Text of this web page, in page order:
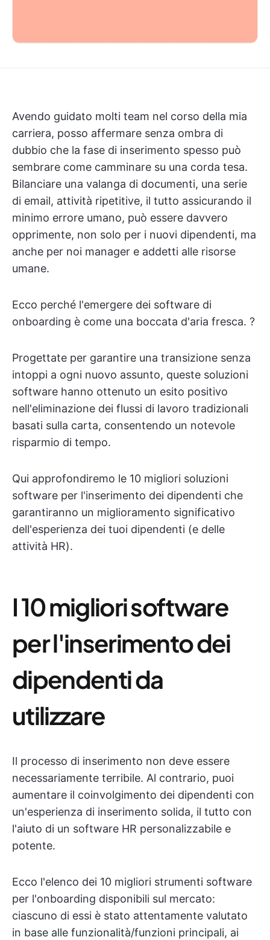
Avendo guidato molti team nel corso della mia
carriera, posso affermare senza ombra di
dubbio che la fase di inserimento spesso può
sembrare come camminare su una corda tesa.
Bilanciare una valanga di documenti, una serie
di email, attività ripetitive, il tutto assicurando il
minimo errore umano, può essere davvero
opprimente, non solo per i nuovi dipendenti, ma
anche per noi manager e addetti alle risorse
umane.
Ecco perché l'emergere dei software di
onboarding è come una boccata d'aria fresca. ?
Progettate per garantire una transizione senza
intoppi a ogni nuovo assunto, queste soluzioni
software hanno ottenuto un esito positivo
nell'eliminazione dei flussi di lavoro tradizionali
basati sulla carta, consentendo un notevole
risparmio di tempo.
Qui approfondiremo le 10 migliori soluzioni
software per l'inserimento dei dipendenti che
garantiranno un miglioramento significativo
dell'esperienza dei tuoi dipendenti (e delle
attività HR).
I 10 migliori software
per l'inserimento dei
dipendenti da
utilizzare
Il processo di inserimento non deve essere
necessariamente terribile. Al contrario, puoi
aumentare il coinvolgimento dei dipendenti con
un'esperienza di inserimento solida, il tutto con
l'aiuto di un software HR personalizzabile e
potente.
Ecco l'elenco dei 10 migliori strumenti software
per l'onboarding disponibili sul mercato:
ciascuno di essi è stato attentamente valutato
in base alle funzionalità/funzioni principali, ai